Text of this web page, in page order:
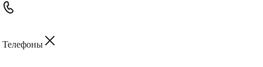
Телефоны